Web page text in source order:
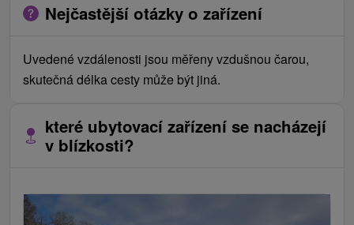
Nejčastější otázky o zařízení
Uvedené vzdálenosti jsou měřeny vzdušnou čarou,
skutečná délka cesty může být jiná.
které ubytovací zařízení se nacházejí
v blízkosti?